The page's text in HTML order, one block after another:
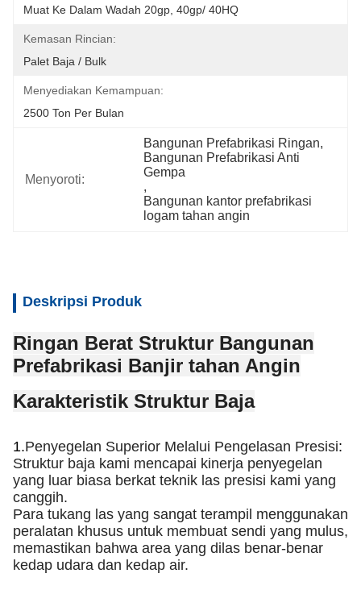
Muat Ke Dalam Wadah 20gp, 40gp/ 40HQ
Kemasan Rincian:
Palet Baja / Bulk
Menyediakan Kemampuan:
2500 Ton Per Bulan
Menyoroti:
Bangunan Prefabrikasi Ringan,
Bangunan Prefabrikasi Anti
Gempa
,
Bangunan kantor prefabrikasi
logam tahan angin
Deskripsi Produk
Ringan Berat Struktur Bangunan
Prefabrikasi Banjir tahan Angin
Karakteristik Struktur Baja
1.Penyegelan Superior Melalui Pengelasan Presisi:
Struktur baja kami mencapai kinerja penyegelan
yang luar biasa berkat teknik las presisi kami yang
canggih.
Para tukang las yang sangat terampil menggunakan
peralatan khusus untuk membuat sendi yang mulus,
memastikan bahwa area yang dilas benar-benar
kedap udara dan kedap air.